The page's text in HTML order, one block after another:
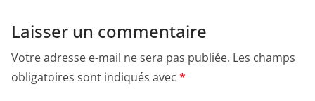
Laisser un commentaire
Votre adresse e-mail ne sera pas publiée. Les champs
obligatoires sont indiqués avec *